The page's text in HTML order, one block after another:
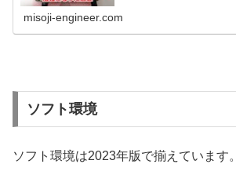
misoji-engineer.com
ソフト環境
ソフト環境は2023年版で揃えています。